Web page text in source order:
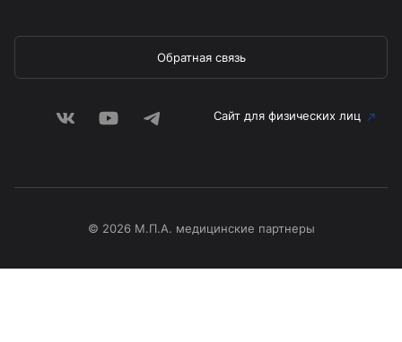
Обратная связь
Сайт для физических лиц
© 2026 М.П.А. медицинские партнеры